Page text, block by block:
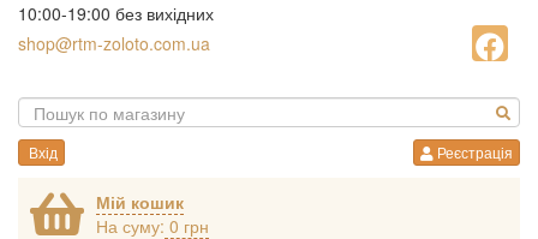
10:00-19:00 без вихідних
shop@rtm-zoloto.com.ua
Вхід Реєстрація
Мій кошик
На суму: 0 грн